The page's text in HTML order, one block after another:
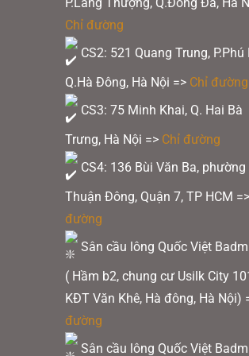
Được các vận động viên
Kidambi – Ấn Độ,
– Đan Mạch …
chọn
có
thể
được
trên
trang
phẩm
Chỉ đường
CS2: 521 Quang Trung, P.Phú
Q.Hà Đông, Hà Nội => Chỉ đường
CS3: 75 Minh Khai, Q. Hai Bà
Trưng, Hà Nội => Chỉ đường
CS4: 136 Bùi Văn Ba, phường
Thuận Đông, Quận 7, TP HCM =>
đường
Sân cầu lông Quốc Việt
( Hầm b2, chung cư Usilk City
KĐT Văn Khê, Hà đông, Hà Nội)
đường
Sân cầu lông Quốc Việt